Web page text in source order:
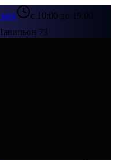
мне
с 10:00 до 19:00
73